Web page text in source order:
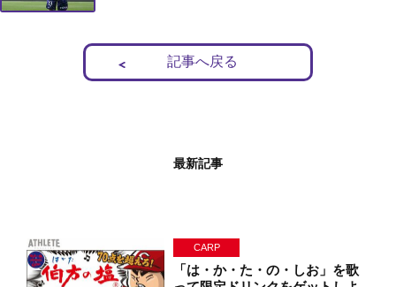
記事へ戻る
最新記事
CARP
「は・か・た・の・しお」を歌